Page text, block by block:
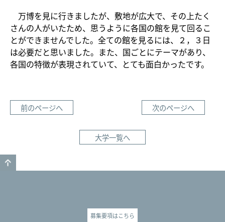
万博を見に行きましたが、敷地が広大で、その上たく
さんの人がいたため、思うように各国の館を見て回るこ
とができませんでした。全ての館を見るには、２，３日
は必要だと思いました。また、国ごとにテーマがあり、
各国の特徴が表現されていて、とても面白かったです。
前のページへ 次のページへ
大学一覧へ
募集要項はこちら